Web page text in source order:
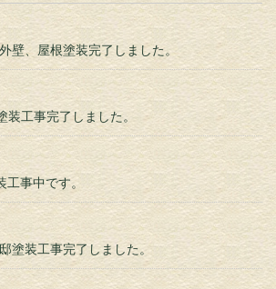
壁、屋根塗装完了しました。
装工事完了しました。
事中です。
塗装工事完了しました。